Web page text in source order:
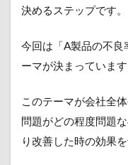
果の
2.7
ステ
ップ
止め
準
化、
決めるステップです。
今回は「A製品の不
ーマが決まっています
このテーマが会社全
問題がどの程度問題
り改善した時の効果を